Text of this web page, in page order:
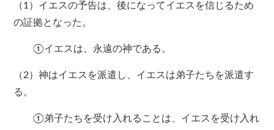
（1）イエスの予告は、後になってイエスを信じるため
の証拠となった。
①イエスは、永遠の神である。
（2）神はイエスを派遣し、イエスは弟子たちを派遣す
る。
①弟子たちを受け入れることは、イエスを受け入れ